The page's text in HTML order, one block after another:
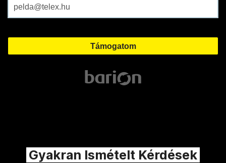
Gyakran Ismételt Kérdések